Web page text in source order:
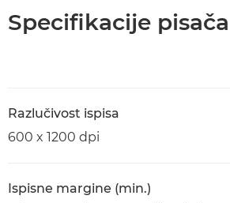
Specifikacije pisača
Razlučivost ispisa
600 x 1200 dpi
Ispisne margine (min.)